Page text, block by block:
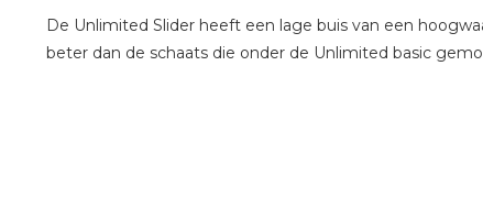
De Unlimited Slider heeft een lage buis van een
beter dan de schaats die onder de Unlimited basic